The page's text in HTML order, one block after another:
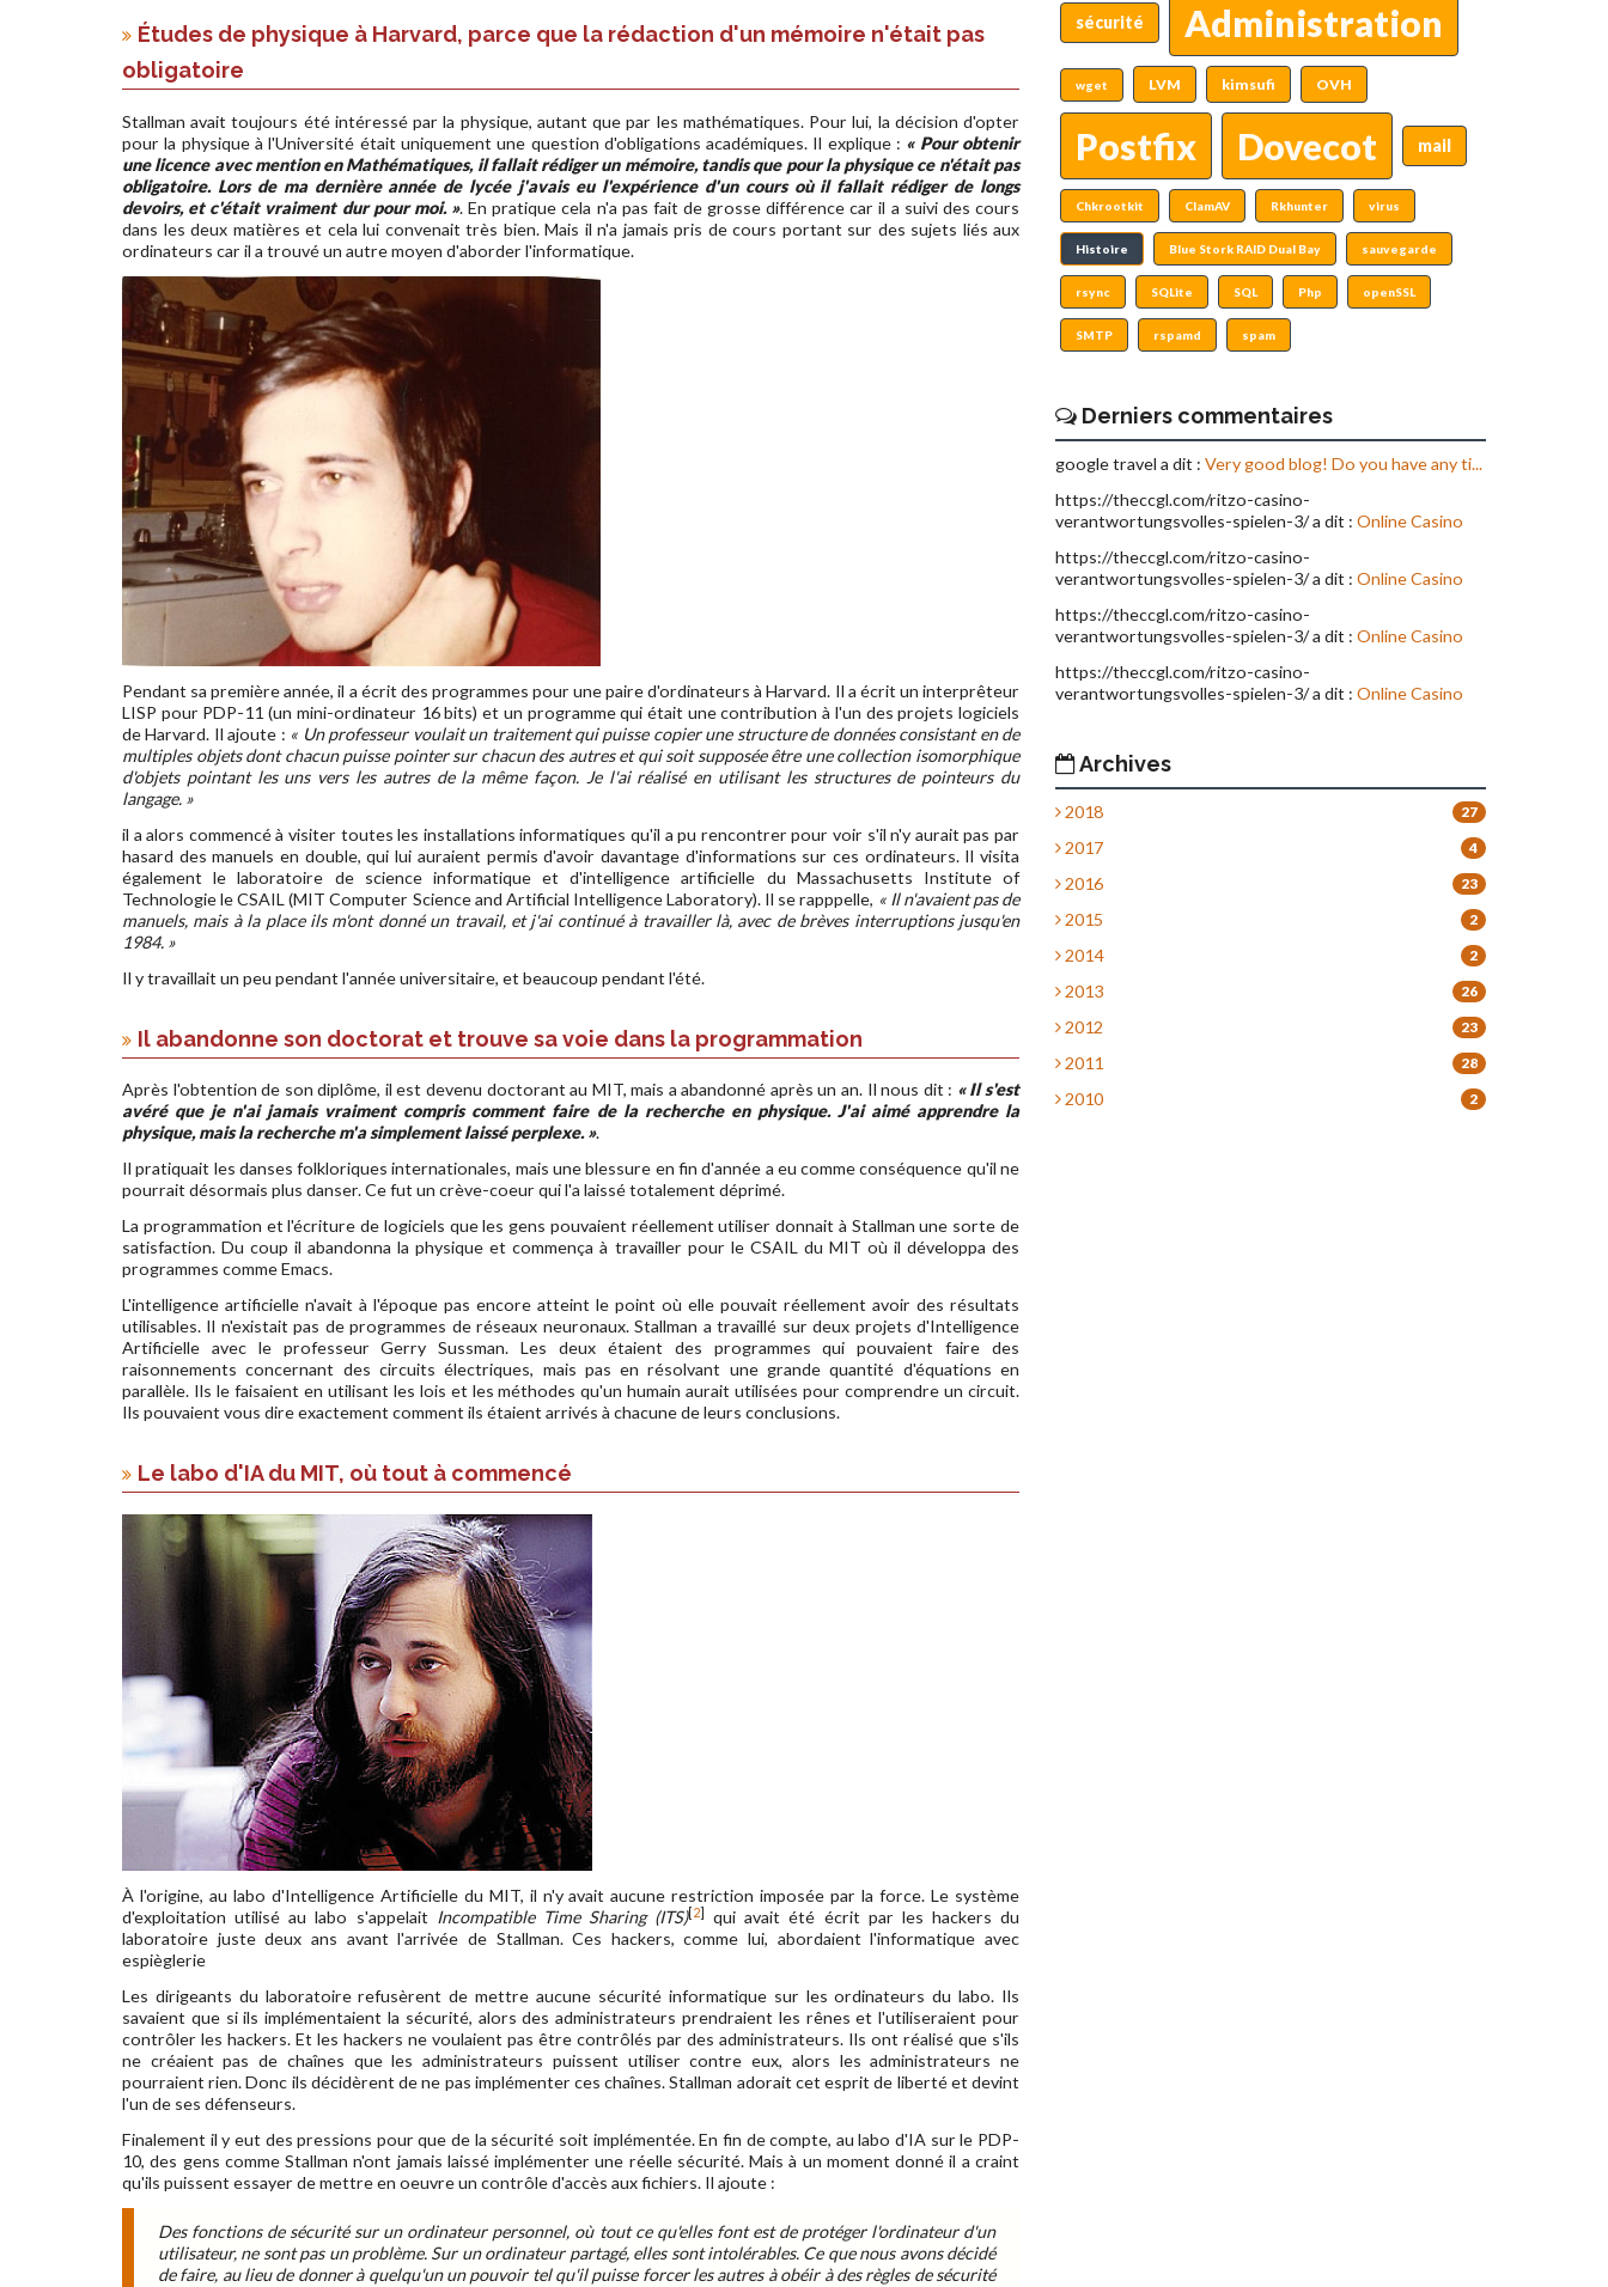
Études de physique à Harvard, parce que la rédaction d'un mémoire n'était pas
obligatoire
Stallman avait toujours été intéressé par la physique, autant que par les mathématiques. Pour lui, la décision d'opter
pour la physique à l'Université était uniquement une question d'obligations académiques. Il explique : « Pour obtenir
une licence avec mention en Mathématiques, il fallait rédiger un mémoire, tandis que pour la physique ce n'était pas
obligatoire. Lors de ma dernière année de lycée j'avais eu l'expérience d'un cours où il fallait rédiger de longs
devoirs, et c'était vraiment dur pour moi. ». En pratique cela n'a pas fait de grosse différence car il a suivi des cours
dans les deux matières et cela lui convenait très bien. Mais il n'a jamais pris de cours portant sur des sujets liés aux
ordinateurs car il a trouvé un autre moyen d'aborder l'informatique.
Pendant sa première année, il a écrit des programmes pour une paire d'ordinateurs à Harvard. Il a écrit un interprêteur
LISP pour PDP-11 (un mini-ordinateur 16 bits) et un programme qui était une contribution à l'un des projets logiciels
de Harvard. Il ajoute : « Un professeur voulait un traitement qui puisse copier une structure de données consistant en de
multiples objets dont chacun puisse pointer sur chacun des autres et qui soit supposée être une collection isomorphique
d'objets pointant les uns vers les autres de la même façon. Je l'ai réalisé en utilisant les structures de pointeurs du
langage. »
il a alors commencé à visiter toutes les installations informatiques qu'il a pu rencontrer pour voir s'il n'y aurait pas par
hasard des manuels en double, qui lui auraient permis d'avoir davantage d'informations sur ces ordinateurs. Il visita
également le laboratoire de science informatique et d'intelligence artificielle du Massachusetts Institute of
Technologie le CSAIL (MIT Computer Science and Artificial Intelligence Laboratory). Il se rapppelle, « Il n'avaient pas de
manuels, mais à la place ils m'ont donné un travail, et j'ai continué à travailler là, avec de brèves interruptions jusqu'en
1984. »
Il y travaillait un peu pendant l'année universitaire, et beaucoup pendant l'été.
Il abandonne son doctorat et trouve sa voie dans la programmation
Après l'obtention de son diplôme, il est devenu doctorant au MIT, mais a abandonné après un an. Il nous dit : « Il s'est
avéré que je n'ai jamais vraiment compris comment faire de la recherche en physique. J'ai aimé apprendre la
physique, mais la recherche m'a simplement laissé perplexe. ».
Il pratiquait les danses folkloriques internationales, mais une blessure en fin d'année a eu comme conséquence qu'il ne
pourrait désormais plus danser. Ce fut un crève-coeur qui l'a laissé totalement déprimé.
La programmation et l'écriture de logiciels que les gens pouvaient réellement utiliser donnait à Stallman une sorte de
satisfaction. Du coup il abandonna la physique et commença à travailler pour le CSAIL du MIT où il développa des
programmes comme Emacs.
L'intelligence artificielle n'avait à l'époque pas encore atteint le point où elle pouvait réellement avoir des résultats
utilisables. Il n'existait pas de programmes de réseaux neuronaux. Stallman a travaillé sur deux projets d'Intelligence
Artificielle avec le professeur Gerry Sussman. Les deux étaient des programmes qui pouvaient faire des
raisonnements concernant des circuits électriques, mais pas en résolvant une grande quantité d'équations en
parallèle. Ils le faisaient en utilisant les lois et les méthodes qu'un humain aurait utilisées pour comprendre un circuit.
Ils pouvaient vous dire exactement comment ils étaient arrivés à chacune de leurs conclusions.
Le labo d'IA du MIT, où tout à commencé
À l'origine, au labo d'Intelligence Artificielle du MIT, il n'y avait aucune restriction imposée par la force. Le système
d'exploitation utilisé au labo s'appelait Incompatible Time Sharing (ITS)[2]
qui avait été écrit par les hackers du
laboratoire juste deux ans avant l'arrivée de Stallman. Ces hackers, comme lui, abordaient l'informatique avec
espièglerie
Les dirigeants du laboratoire refusèrent de mettre aucune sécurité informatique sur les ordinateurs du labo. Ils
savaient que si ils implémentaient la sécurité, alors des administrateurs prendraient les rênes et l'utiliseraient pour
contrôler les hackers. Et les hackers ne voulaient pas être contrôlés par des administrateurs. Ils ont réalisé que s'ils
ne créaient pas de chaînes que les administrateurs puissent utiliser contre eux, alors les administrateurs ne
pourraient rien. Donc ils décidèrent de ne pas implémenter ces chaînes. Stallman adorait cet esprit de liberté et devint
l'un de ses défenseurs.
Finalement il y eut des pressions pour que de la sécurité soit implémentée. En fin de compte, au labo d'IA sur le PDP-
10, des gens comme Stallman n'ont jamais laissé implémenter une réelle sécurité. Mais à un moment donné il a craint
qu'ils puissent essayer de mettre en oeuvre un contrôle d'accès aux fichiers. Il ajoute :
Des fonctions de sécurité sur un ordinateur personnel, où tout ce qu'elles font est de protéger l'ordinateur d'un
utilisateur, ne sont pas un problème. Sur un ordinateur partagé, elles sont intolérables. Ce que nous avons décidé
de faire, au lieu de donner à quelqu'un un pouvoir tel qu'il puisse forcer les autres à obéir à des règles de sécurité
sécurité Administration
wget LVM kimsufi OVH
Postfix Dovecot mail
Chkrootkit ClamAV Rkhunter virus
Histoire Blue Stork RAID Dual Bay sauvegarde
rsync SQLite SQL Php openSSL
SMTP rspamd spam
Derniers commentaires
google travel a dit : Very good blog! Do you have any ti...
https://theccgl.com/ritzo-casino-
verantwortungsvolles-spielen-3/ a dit : Online Casino
https://theccgl.com/ritzo-casino-
verantwortungsvolles-spielen-3/ a dit : Online Casino
https://theccgl.com/ritzo-casino-
verantwortungsvolles-spielen-3/ a dit : Online Casino
https://theccgl.com/ritzo-casino-
verantwortungsvolles-spielen-3/ a dit : Online Casino
Archives
2018 27
2017 4
2016 23
2015 2
2014 2
2013 26
2012 23
2011 28
2010 2